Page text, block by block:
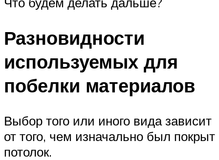
Разновидности
используемых для
побелки материалов
Выбор того или иного вида зависит
от того, чем изначально был покрыт
потолок.